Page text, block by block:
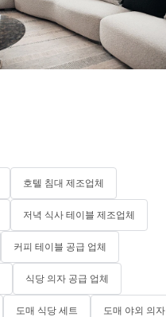
호텔 침대 제조업체
저녁 식사 테이블 제조업체
커피 테이블 공급 업체
식당 의자 공급 업체
도매 식당 세트 도매 야외 의자